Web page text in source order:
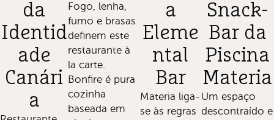
da
Identid
ade
Canári
a
Fogo, lenha,
fumo e brasas
definem este
restaurante à
la carte.
Bonfire é pura
cozinha
baseada em
a
Eleme
ntal
Bar
Materia liga-
se às regras
Snack-
Bar da
Piscina
Materia
Um espaço
descontraído e